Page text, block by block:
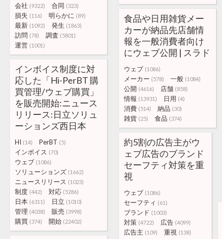
会社 (9322) 合同 (323)
損失 (116) 明らかに (89)
最新 (1092) 発生 (1863)
訪問 (78) 調査 (5801)
運営 (1001)
食品や日用雑貨メー
カーが納品先店舗情
報を一般消費者向け
にウェブ公開 | スラド
ウェブ (1086)
メーカー (578) 一般 (1084)
公開 (4616) 店舗 (858)
情報 (13931) 日用 (4)
消費 (514) 納品 (30)
雑貨 (25) 食品 (374)
インボイス制度に対
応した「Hi-PerBT 購
買管理/ウェブ購買」
を販売開始:ニュース
リリース:日立ソリュ
ーションズ西日本
HI (14) PerBT (5)
インボイス (70)
ウェブ (1086)
ソリューションズ (1662)
ニュースリリース (1023)
制度 (442) 対応 (5286)
日本 (6311) 日立 (1010)
管理 (4038) 販売 (3998)
購買 (374) 開始 (22402)
約5割の広告主がウ
ェブ広告のブランド
セーフティ対策を重
視
ウェブ (1086)
セーフティ (61)
ブランド (1003)
対策 (4722) 広告 (4099)
広告主 (109) 重視 (138)